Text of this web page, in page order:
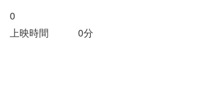
0
上映時間
0分